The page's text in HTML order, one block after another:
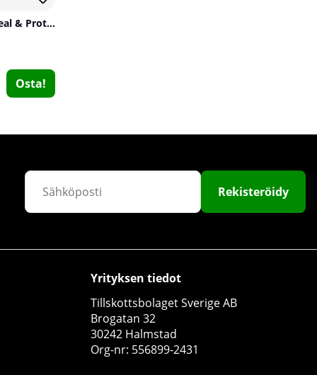
SOLID Nutrition Oatmeal & Protein Mix, 750 g
Osta!
Rekisteröidy
Yrityksen tiedot
Tillskottsbolaget Sverige AB
Brogatan 32
30242 Halmstad
Org-nr: 556899-2431